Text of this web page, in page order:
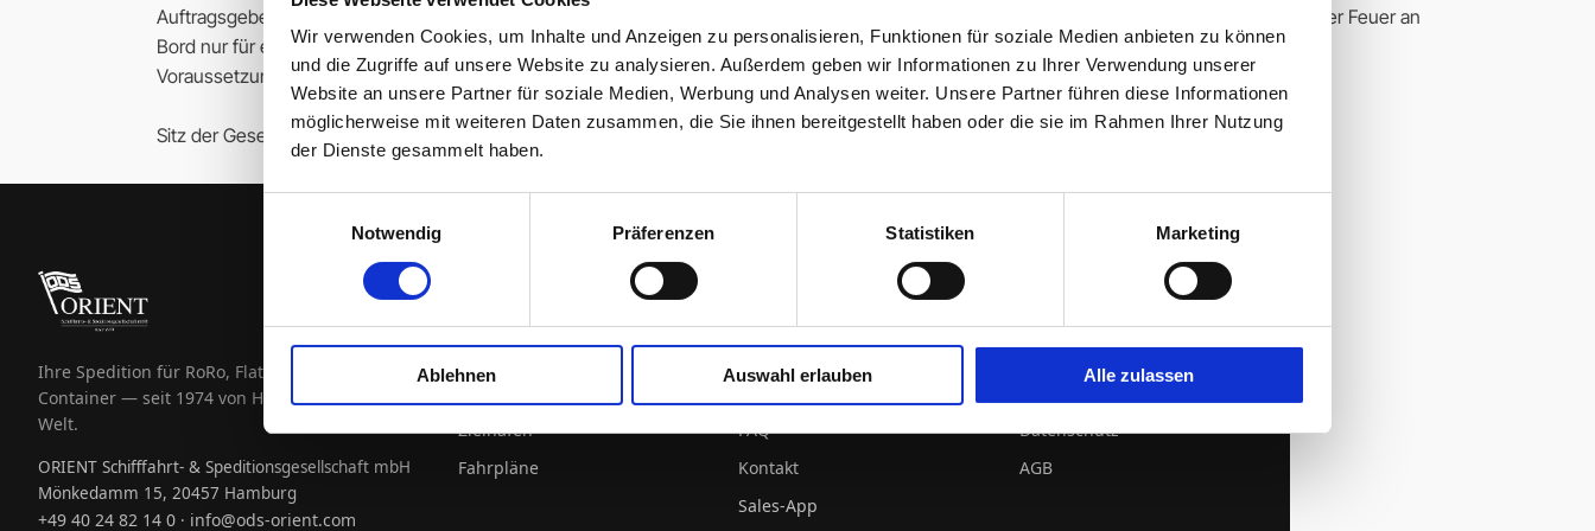
Wir verwenden Cookies, um Inhalte und Anzeigen zu personalisieren, Funktionen für soziale Medien anbieten zu können
und die Zugriffe auf unsere Website zu analysieren. Außerdem geben wir Informationen zu Ihrer Verwendung unserer
Website an unsere Partner für soziale Medien, Werbung und Analysen weiter. Unsere Partner führen diese Informationen
möglicherweise mit weiteren Daten zusammen, die Sie ihnen bereitgestellt haben oder die sie im Rahmen Ihrer Nutzung
der Dienste gesammelt haben.
Notwendig
Präferenzen Statistiken Marketing
Ablehnen Auswahl erlauben Alle zulassen
Auftragsgebers erweitert, (2) der Spediteur als Verfrachter in den in § 512Abs. 2 Nr. 1 HGB aufgeführten Fällen des nautischen Verschulden oder Feuer an
Bord nur für eigenes Verschulden haftet und (3) der Spediteur als Frachtführer im Sinne der CMNI unter den in Art. 25 Abs. 2 CMNI genannten
Voraussetzungen nicht für nautisches Verschulden, Feuer an Bord oder Mängel des Schiffes haftet.
Sitz der Gesellschaft sowie Gerichtsstand und Erfüllungsort ist Hamburg.
Ihre Spedition für RoRo, Flatrack und
Container — seit 1974 von Hamburg in die
Welt.
ORIENT Schifffahrt- & Speditionsgesellschaft mbH
Mönkedamm 15, 20457 Hamburg
+49 40 24 82 14 0 · info@ods-orient.com
Flatrack
Zielhäfen
Fahrpläne
Karriere
FAQ
Kontakt
Sales-App
KONTAKT & RECHT
العربية
Datenschutz
AGB